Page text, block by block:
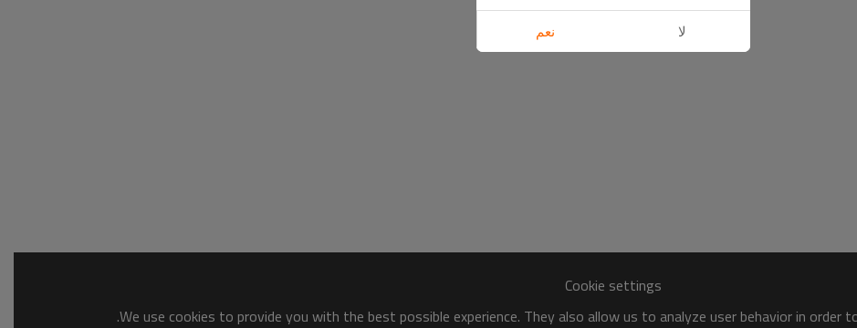
Cookie settings
We use cookies to provide you with the best possible experience. They also allow us to analyze user behavior in
لا نعم